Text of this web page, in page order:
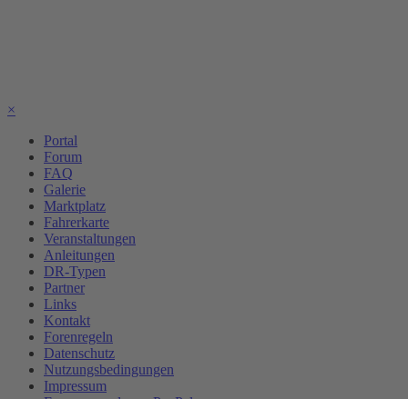
×
Portal
Forum
FAQ
Galerie
Marktplatz
Fahrerkarte
Veranstaltungen
Anleitungen
DR-Typen
Partner
Links
Kontakt
Forenregeln
Datenschutz
Nutzungsbedingungen
Impressum